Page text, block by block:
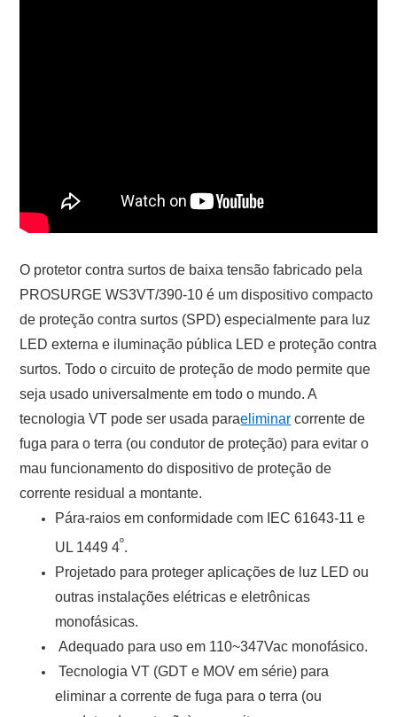
O protetor contra surtos de baixa tensão fabricado pela
PROSURGE WS3VT/390-10 é um dispositivo compacto
de proteção contra surtos (SPD) especialmente para luz
LED externa e iluminação pública LED e proteção contra
surtos. Todo o circuito de proteção de modo permite que
seja usado universalmente em todo o mundo. A
tecnologia VT pode ser usada paraeliminar corrente de
fuga para o terra (ou condutor de proteção) para evitar o
mau funcionamento do dispositivo de proteção de
corrente residual a montante.
Pára-raios em conformidade com IEC 61643-11 e
UL 1449 4º.
Projetado para proteger aplicações de luz LED ou
outras instalações elétricas e eletrônicas
monofásicas.
Adequado para uso em 110~347Vac monofásico.
Tecnologia VT (GDT e MOV em série) para
eliminar a corrente de fuga para o terra (ou